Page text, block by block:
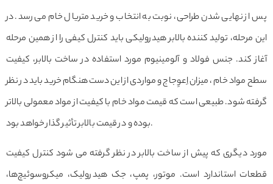
پس از نهایی شدن طراحی، نوبت به انتخاب و خرید متریال خام می رسد. در
این مرحله، تولید کننده بالابر هیدرولیکی باید کنترل کیفی را از همین مرحله
آغاز کند. جنس فولاد و آلومینیوم مورد استفاده در ساخت بالابر، کیفیت
سطح مواد خام ، میزان اِعوِجاج و مواردی از این دست هنگام خرید باید در نظر
گرفته شود. طبیعی است که قیمت مواد خام با کیفیت از مواد معمولی بالاتر
بوده و در قیمت بالابر تأثیر گذار خواهد بود.
مورد دیگری که پیش از ساخت بالابر در نظر گرفته می شود کنترل کیفیت
قطعات استاندارد است. موتور، پمپ، جک هیدرولیک، میکروسوئیچ‌ها،